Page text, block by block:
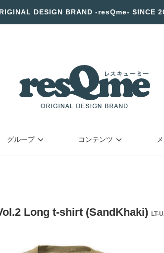
DESIGN BRAND -resQme- SINCE
グループ コンテンツ
Long t-shirt (SandKhaki) LT-